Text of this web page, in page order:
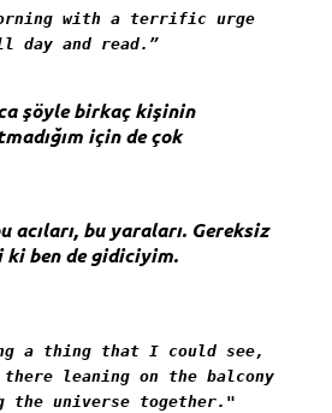
with a terrific urge
and read.”
şöyle birkaç kişinin
için de çok
acıları, bu yaraları. Gereksiz
ki ben de gidiciyim.
a thing that I could see,
leaning on the balcony
universe together."